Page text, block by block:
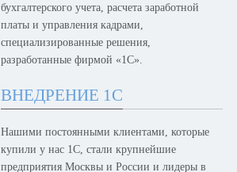
бухгалтерского учета, расчета заработной
платы и управления кадрами,
специализированные решения,
разработанные фирмой «1С».
ВНЕДРЕНИЕ 1С
Нашими постоянными клиентами, которые
купили у нас 1С, стали крупнейшие
предприятия Москвы и России и лидеры в